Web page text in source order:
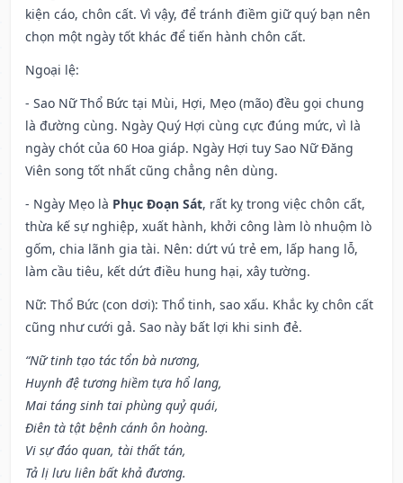
kiện cáo, chôn cất. Vì vậy, để tránh điềm giữ quý bạn nên
chọn một ngày tốt khác để tiến hành chôn cất.
Ngoại lệ:
- Sao Nữ Thổ Bức tại Mùi, Hợi, Mẹo (mão) đều gọi chung
là đường cùng. Ngày Quý Hợi cùng cực đúng mức, vì là
ngày chót của 60 Hoa giáp. Ngày Hợi tuy Sao Nữ Đăng
Viên song tốt nhất cũng chẳng nên dùng.
- Ngày Mẹo là Phục Đoạn Sát, rất kỵ trong việc chôn cất,
thừa kế sự nghiệp, xuất hành, khởi công làm lò nhuộm lò
gốm, chia lãnh gia tài. Nên: dứt vú trẻ em, lấp hang lỗ,
làm cầu tiêu, kết dứt điều hung hại, xây tường.
Nữ: Thổ Bức (con dơi): Thổ tinh, sao xấu. Khắc kỵ chôn cất
cũng như cưới gả. Sao này bất lợi khi sinh đẻ.
“Nữ tinh tạo tác tổn bà nương,
Huynh đệ tương hiềm tựa hổ lang,
Mai táng sinh tai phùng quỷ quái,
Điên tà tật bệnh cánh ôn hoàng.
Vi sự đáo quan, tài thất tán,
Tả lị lưu liên bất khả đương.